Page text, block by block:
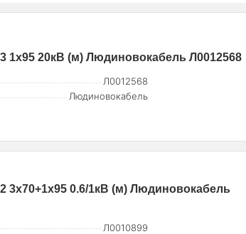
1х95 20кВ (м) Людиновокабель Л0012568
Л0012568
Людиновокабель
3х70+1х95 0.6/1кВ (м) Людиновокабель
Л0010899